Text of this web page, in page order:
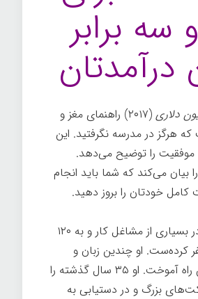
سه برابر
درآمدتان
دلاری
(۲۰۱۷) راهنمای مغز و
هرگز در مدرسه نگرفتید. این
موفقیت را توضیح می‌دهد.
بیان می‌کند که شما باید انجام
خودتان را بروز دهید.
در بسیاری از مشاغل کار و به ۱۲۰
کرده‌ست. او چندین زبان و
مهارت را در این راه آموخت. او ۳۵ سال گذشته را
بزرگ و در دستیابی به